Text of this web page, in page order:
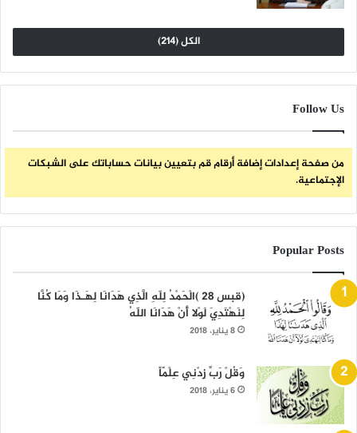
الكل (214)
Follow Us
من صفحة إعدادات إضافة أرقام قم بتعيين بيانات حساباتك على الشبكات
الإجتماعية.
Popular Posts
(قبس 28 )الْحَمْدُ لِلّهِ الَّذِي هَدَانَا لِهَـذَا وَمَا كُنَّا
لِنَهْتَدِيَ لَوْلا أَنْ هَدَانَا اللّهُ
8 يناير، 2018
وَقُلْ رَبِّ زِدْنِي عِلْمًاً
6 يناير، 2018